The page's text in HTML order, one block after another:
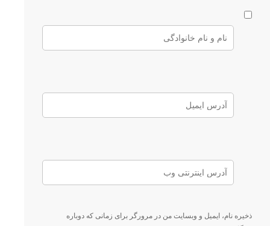
ذخیره نام، ایمیل و وبسایت من در مرورگر برای زمانی که دوباره